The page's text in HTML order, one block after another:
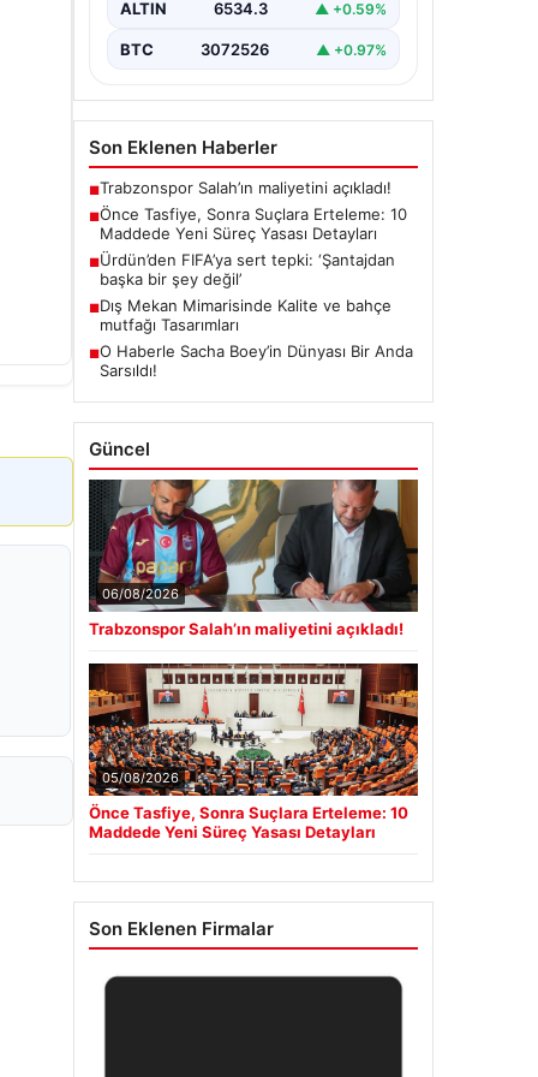
getiren yasa…
ALTIN 6534.3 ▲ +0.59%
BTC 3072526 ▲ +0.97%
Son Eklenen Haberler
■Trabzonspor Salah’ın maliyetini açıkladı!
■Önce Tasfiye, Sonra Suçlara Erteleme: 10
Maddede Yeni Süreç Yasası Detayları
■Ürdün’den FIFA’ya sert tepki: ‘Şantajdan
başka bir şey değil’
■Dış Mekan Mimarisinde Kalite ve bahçe
mutfağı Tasarımları
■O Haberle Sacha Boey’in Dünyası Bir Anda
Sarsıldı!
Güncel
06/08/2026
Trabzonspor Salah’ın maliyetini açıkladı!
05/08/2026
Önce Tasfiye, Sonra Suçlara Erteleme: 10
Maddede Yeni Süreç Yasası Detayları
Son Eklenen Firmalar